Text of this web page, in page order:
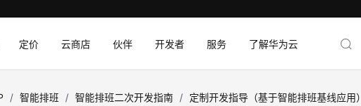
定价 云商店 伙伴 开发者 服务 了解华为云
/ 智能排班 / 智能排班二次开发指南 / 定制开发指导（基于智能排班基线应用）